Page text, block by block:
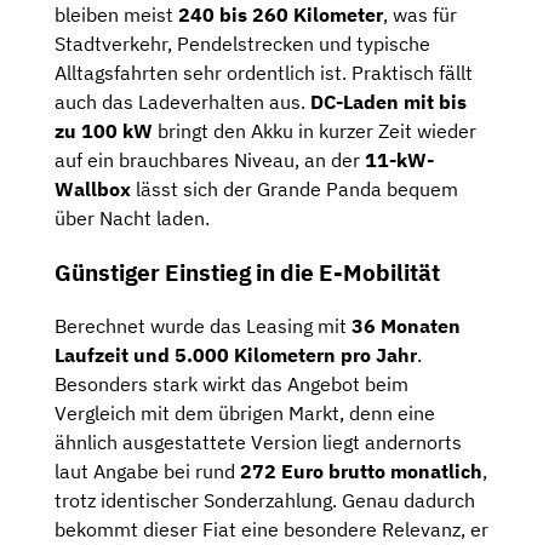
bleiben meist 240 bis 260 Kilometer, was für
Stadtverkehr, Pendelstrecken und typische
Alltagsfahrten sehr ordentlich ist. Praktisch fällt
auch das Ladeverhalten aus. DC-Laden mit bis
zu 100 kW bringt den Akku in kurzer Zeit wieder
auf ein brauchbares Niveau, an der 11-kW-
Wallbox lässt sich der Grande Panda bequem
über Nacht laden.
Günstiger Einstieg in die E-Mobilität
Berechnet wurde das Leasing mit 36 Monaten
Laufzeit und 5.000 Kilometern pro Jahr.
Besonders stark wirkt das Angebot beim
Vergleich mit dem übrigen Markt, denn eine
ähnlich ausgestattete Version liegt andernorts
laut Angabe bei rund 272 Euro brutto monatlich,
trotz identischer Sonderzahlung. Genau dadurch
bekommt dieser Fiat eine besondere Relevanz, er